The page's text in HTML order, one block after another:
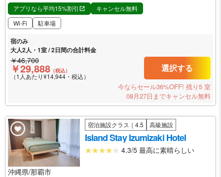
アプリなら平均15%割引
キャンセル無料
Wi-Fi
駐車場
宿のみ
大人2人・1室 / 2日間の合計料金
￥46,700
￥29,888 （税込）
（1人あたり¥14,944・税込）
選択する
今ならセール36%OFF! 残り5 室
08月27日までキャンセル無料
宿泊施設クラス｜4.5 高級施設
Island Stay Izumizaki Hotel
4.3/5 最高に素晴らしい
沖縄県/那覇市